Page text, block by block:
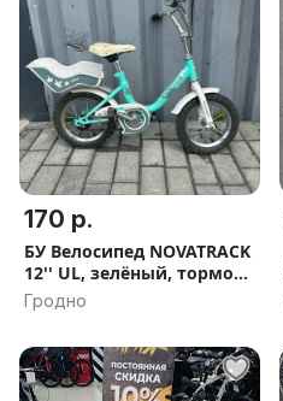
170 р.
БУ Велосипед NOVATRACK
12'' UL, зелёный, тормоз
нож.,крылья
хром.,багажн хром.
Гродно